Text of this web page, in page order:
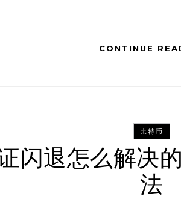
CONTINUE
比特币
闪退怎么解决
法